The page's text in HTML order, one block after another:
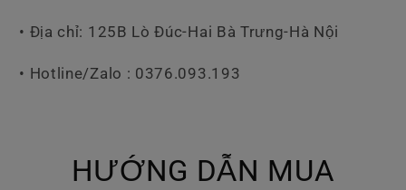
• Địa chỉ: 125B Lò Đúc-Hai Bà Trưng-Hà Nội
• Hotline/Zalo : 0376.093.193
HƯỚNG DẪN MUA